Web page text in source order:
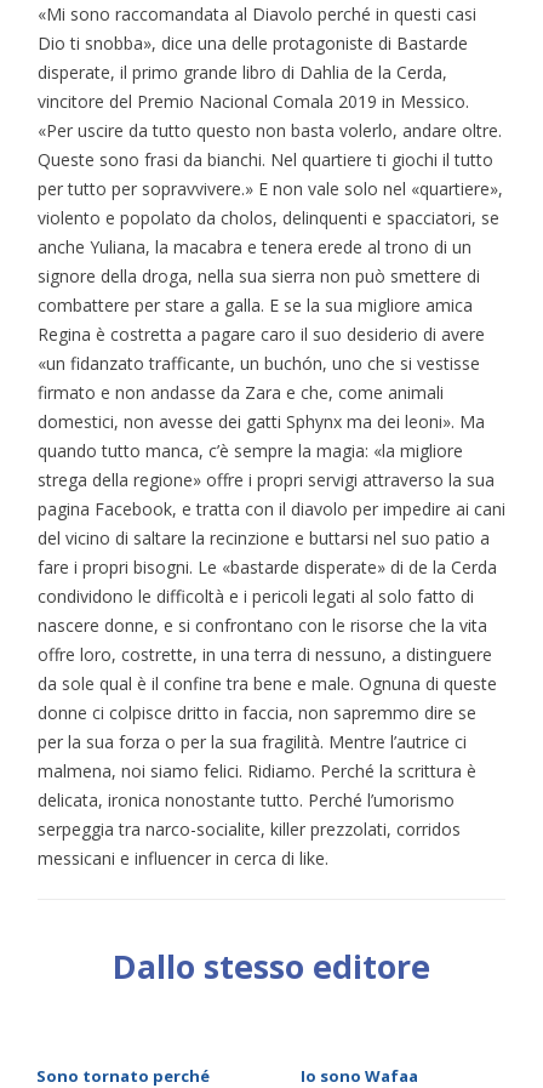
«Mi sono raccomandata al Diavolo perché in questi casi
Dio ti snobba», dice una delle protagoniste di Bastarde
disperate, il primo grande libro di Dahlia de la Cerda,
vincitore del Premio Nacional Comala 2019 in Messico.
«Per uscire da tutto questo non basta volerlo, andare oltre.
Queste sono frasi da bianchi. Nel quartiere ti giochi il tutto
per tutto per sopravvivere.» E non vale solo nel «quartiere»,
violento e popolato da cholos, delinquenti e spacciatori, se
anche Yuliana, la macabra e tenera erede al trono di un
signore della droga, nella sua sierra non può smettere di
combattere per stare a galla. E se la sua migliore amica
Regina è costretta a pagare caro il suo desiderio di avere
«un fidanzato trafficante, un buchón, uno che si vestisse
firmato e non andasse da Zara e che, come animali
domestici, non avesse dei gatti Sphynx ma dei leoni». Ma
quando tutto manca, c’è sempre la magia: «la migliore
strega della regione» offre i propri servigi attraverso la sua
pagina Facebook, e tratta con il diavolo per impedire ai cani
del vicino di saltare la recinzione e buttarsi nel suo patio a
fare i propri bisogni. Le «bastarde disperate» di de la Cerda
condividono le difficoltà e i pericoli legati al solo fatto di
nascere donne, e si confrontano con le risorse che la vita
offre loro, costrette, in una terra di nessuno, a distinguere
da sole qual è il confine tra bene e male. Ognuna di queste
donne ci colpisce dritto in faccia, non sapremmo dire se
per la sua forza o per la sua fragilità. Mentre l’autrice ci
malmena, noi siamo felici. Ridiamo. Perché la scrittura è
delicata, ironica nonostante tutto. Perché l’umorismo
serpeggia tra narco-socialite, killer prezzolati, corridos
messicani e influencer in cerca di like.
Dallo stesso editore
Sono tornato perché
Io sono Wafaa